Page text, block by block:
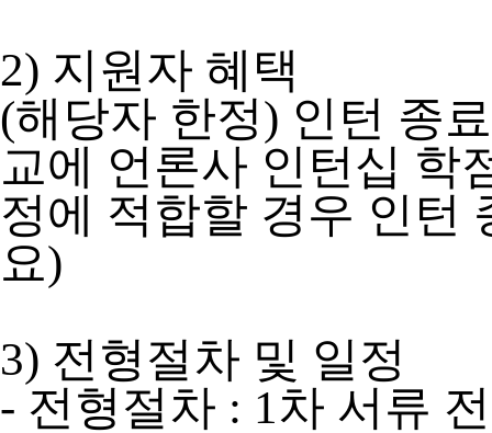
2) 지원자 혜택
(해당자 한정) 인턴 종
교에 언론사 인턴십 학
정에 적합할 경우 인턴
요)
3) 전형절차 및 일정
- 전형절차 : 1차 서류